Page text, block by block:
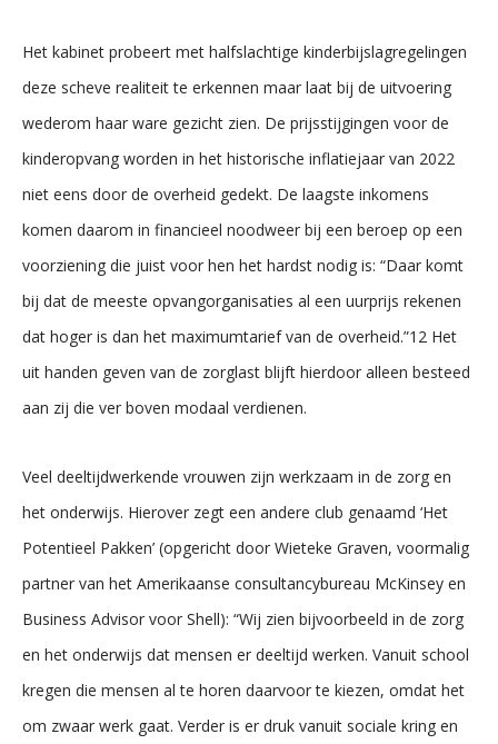
Het kabinet probeert met halfslachtige kinderbijslagregelingen
deze scheve realiteit te erkennen maar laat bij de uitvoering
wederom haar ware gezicht zien. De prijsstijgingen voor de
kinderopvang worden in het historische inflatiejaar van 2022
niet eens door de overheid gedekt. De laagste inkomens
komen daarom in financieel noodweer bij een beroep op een
voorziening die juist voor hen het hardst nodig is: “Daar komt
bij dat de meeste opvangorganisaties al een uurprijs rekenen
dat hoger is dan het maximumtarief van de overheid.”12 Het
uit handen geven van de zorglast blijft hierdoor alleen besteed
aan zij die ver boven modaal verdienen.
Veel deeltijdwerkende vrouwen zijn werkzaam in de zorg en
het onderwijs. Hierover zegt een andere club genaamd ‘Het
Potentieel Pakken’ (opgericht door Wieteke Graven, voormalig
partner van het Amerikaanse consultancybureau McKinsey en
Business Advisor voor Shell): “Wij zien bijvoorbeeld in de zorg
en het onderwijs dat mensen er deeltijd werken. Vanuit school
kregen die mensen al te horen daarvoor te kiezen, omdat het
om zwaar werk gaat. Verder is er druk vanuit sociale kring en